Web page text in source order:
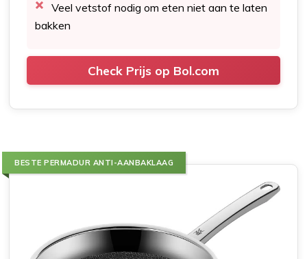
Veel vetstof nodig om eten niet aan te laten
bakken
Check Prijs op Bol.com
BESTE PERMADUR ANTI-AANBAKLAAG